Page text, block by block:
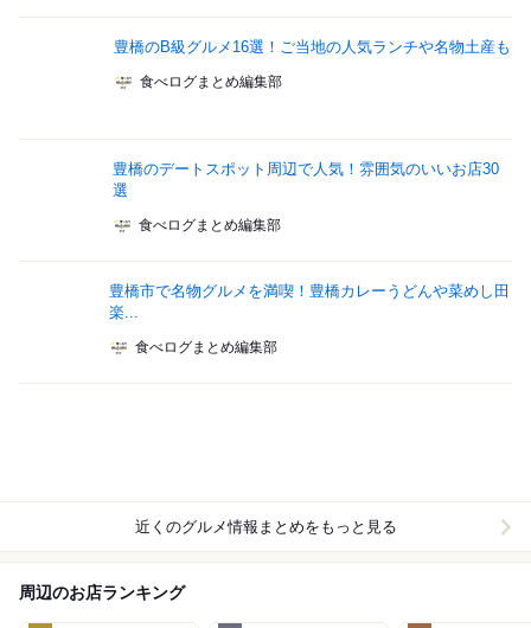
豊橋のB級グルメ16選！ご当地の人気ランチや名物土産も
食べログまとめ編集部
豊橋のデートスポット周辺で人気！雰囲気のいいお店30
選
食べログまとめ編集部
豊橋市で名物グルメを満喫！豊橋カレーうどんや菜めし田
楽...
食べログまとめ編集部
近くのグルメ情報まとめをもっと見る
周辺のお店ランキング